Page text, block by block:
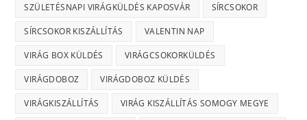
SZÜLETÉSNAPI VIRÁGKÜLDÉS KAPOSVÁR SÍRCSOKOR
SÍRCSOKOR KISZÁLLÍTÁS VALENTIN NAP
VIRÁG BOX KÜLDÉS VIRÁGCSOKORKÜLDÉS
VIRÁGDOBOZ VIRÁGDOBOZ KÜLDÉS
VIRÁGKISZÁLLÍTÁS VIRÁG KISZÁLLÍTÁS SOMOGY MEGYE